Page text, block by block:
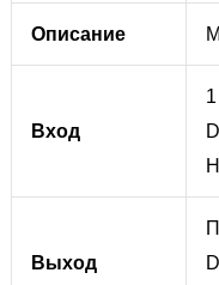
Описание
Вход
Выход